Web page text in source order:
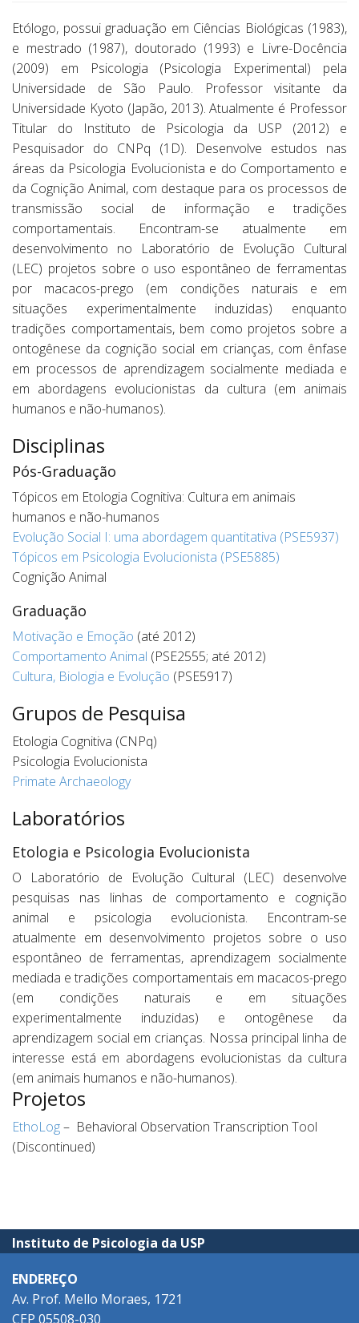
Etólogo, possui graduação em Ciências Biológicas (1983),
e mestrado (1987), doutorado (1993) e Livre-Docência
(2009) em Psicologia (Psicologia Experimental) pela
Universidade de São Paulo. Professor visitante da
Universidade Kyoto (Japão, 2013). Atualmente é Professor
Titular do Instituto de Psicologia da USP (2012) e
Pesquisador do CNPq (1D). Desenvolve estudos nas
áreas da Psicologia Evolucionista e do Comportamento e
da Cognição Animal, com destaque para os processos de
transmissão social de informação e tradições
comportamentais. Encontram-se atualmente em
desenvolvimento no Laboratório de Evolução Cultural
(LEC) projetos sobre o uso espontâneo de ferramentas
por macacos-prego (em condições naturais e em
situações experimentalmente induzidas) enquanto
tradições comportamentais, bem como projetos sobre a
ontogênese da cognição social em crianças, com ênfase
em processos de aprendizagem socialmente mediada e
em abordagens evolucionistas da cultura (em animais
humanos e não-humanos).
Disciplinas
Pós-Graduação
Tópicos em Etologia Cognitiva: Cultura em animais
humanos e não-humanos
Evolução Social I: uma abordagem quantitativa (PSE5937)
Tópicos em Psicologia Evolucionista (PSE5885)
Cognição Animal
Graduação
Motivação e Emoção (até 2012)
Comportamento Animal (PSE2555; até 2012)
Cultura, Biologia e Evolução (PSE5917)
Grupos de Pesquisa
Etologia Cognitiva (CNPq)
Psicologia Evolucionista
Primate Archaeology
Laboratórios
Etologia e Psicologia Evolucionista
O Laboratório de Evolução Cultural (LEC) desenvolve
pesquisas nas linhas de comportamento e cognição
animal e psicologia evolucionista. Encontram-se
atualmente em desenvolvimento projetos sobre o uso
espontâneo de ferramentas, aprendizagem socialmente
mediada e tradições comportamentais em macacos-prego
(em condições naturais e em situações
experimentalmente induzidas) e ontogênese da
aprendizagem social em crianças. Nossa principal linha de
interesse está em abordagens evolucionistas da cultura
(em animais humanos e não-humanos).
Projetos
EthoLog– Behavioral Observation Transcription Tool
(Discontinued)
Instituto de Psicologia da USP
ENDEREÇO
Av. Prof. Mello Moraes, 1721
CEP 05508-030